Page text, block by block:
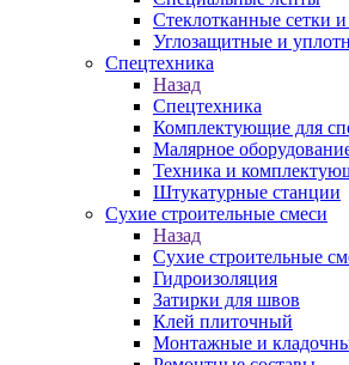
Стеклотканные сетки
Углозащитные и
Спецтехника
Назад
Спецтехника
Комплектующие для
Малярное
Техника и
Штукатурные станции
Сухие строительные смеси
Назад
Сухие строительные
Гидроизоляция
Затирки для швов
Клей плиточный
Монтажные и